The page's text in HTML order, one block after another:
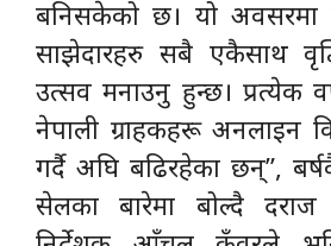
बनिसकेको छ। यो अवसरमा
साझेदारहरु सबै एकैसाथ
उत्सव मनाउनु हुन्छ। प्रत्येक
नेपाली ग्राहकहरू अनलाइन
गर्दै अघि बढिरहेका छन्”,
सेलका बारेमा बोल्दै दराज